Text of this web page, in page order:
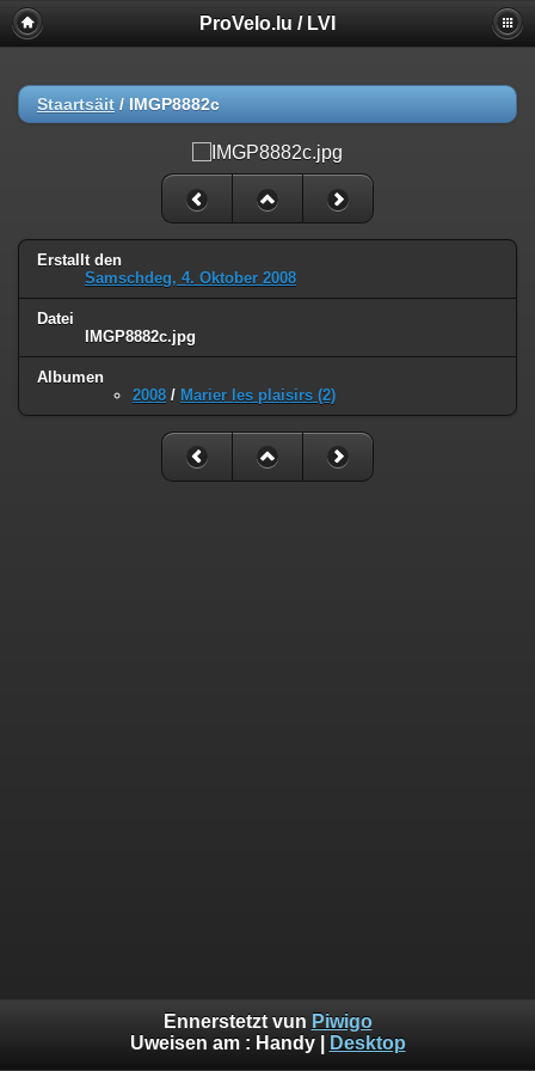
ProVelo.lu / LVI
Staartsäit / IMGP8882c
Erstallt den
Samschdeg, 4. Oktober 2008
Datei
IMGP8882c.jpg
Albumen
2008 / Marier les plaisirs (2)
Ennerstetzt vun Piwigo
Uweisen am : Handy| Desktop